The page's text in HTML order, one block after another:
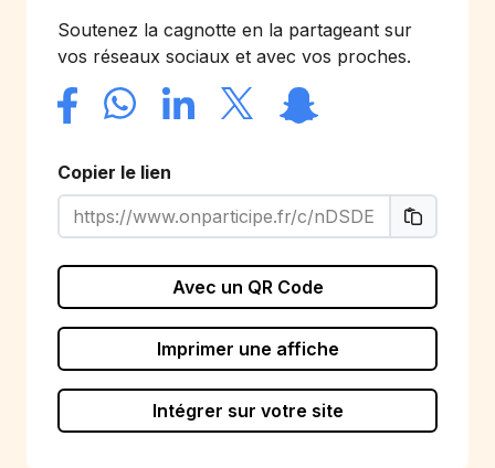
Soutenez la cagnotte en la partageant sur
vos réseaux sociaux et avec vos proches.
Copier le lien
Avec un QR Code
Imprimer une affiche
Intégrer sur votre site